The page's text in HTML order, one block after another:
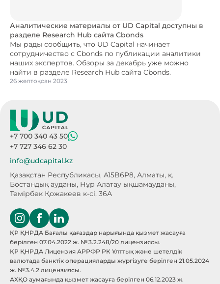
Аналитические материалы от UD Capital доступны в
разделе Research Hub сайта Cbonds
Мы рады сообщить, что UD Capital начинает
сотрудничество с Cbonds по публикации аналитики
наших экспертов. Обзоры за декабрь уже можно
найти в разделе Research Hub сайта Cbonds.
26 желтоқсан 2023
+7 700 340 43 50
+7 727 346 62 30
info@udcapital.kz
Қазақстан Республикасы, A15B6P8, Алматы, қ.
Бостандық ауданы, Нұр Алатау ықшамауданы,
Темірбек Қожакеев к-сі, 36А
ҚР ҚНРДА Бағалы қағаздар нарығында қызмет жасауға
берілген 07.04.2022 ж. № 3.2.248/20 лицензиясы.
ҚР ҚНРДА Лицензия АРРФР РК Ұлттық және шетелдік
валютада банктік операцияларды жүргізуге берілген 21.05.2024
ж. № 3.4.2 лицензиясы.
АХҚО аумағында қызмет жасауға берілген 06.12.2023 ж.